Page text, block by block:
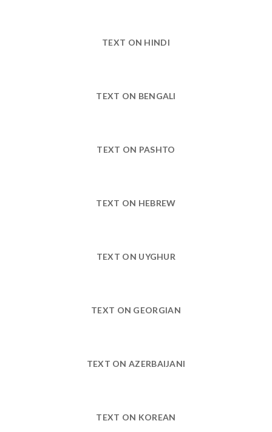
TEXT ON HINDI
TEXT ON BENGALI
TEXT ON PASHTO
TEXT ON HEBREW
TEXT ON UYGHUR
TEXT ON GEORGIAN
TEXT ON AZERBAIJANI
TEXT ON KOREAN